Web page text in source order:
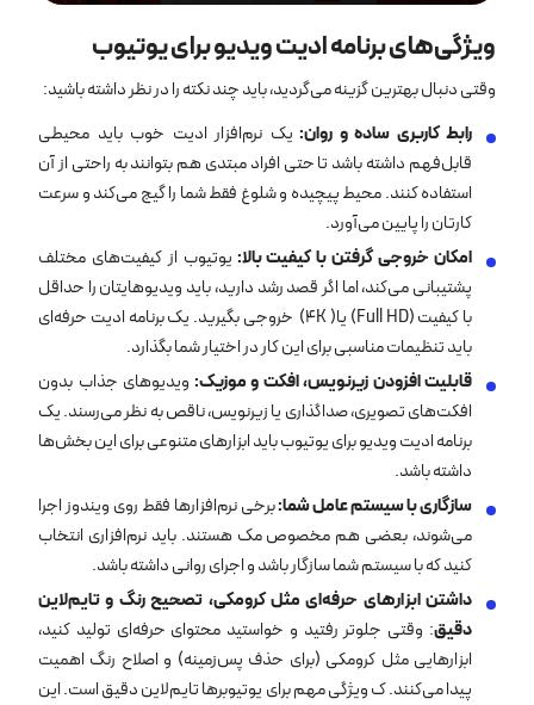
ویژگی‌های برنامه ادیت ویدیو برای یوتیوب
وقتی دنبال بهترین گزینه می‌گردید، باید چند نکته را در نظر داشته باشید:
رابط کاربری ساده و روان: یک نرم‌افزار ادیت خوب باید محیطی
قابل‌فهم داشته باشد تا حتی افراد مبتدی هم بتوانند به راحتی از آن
استفاده کنند. محیط پیچیده و شلوغ فقط شما را گیج می‌کند و سرعت
کارتان را پایین می‌آورد.
امکان خروجی گرفتن با کیفیت بالا: یوتیوب از کیفیت‌های مختلف
پشتیبانی می‌کند، اما اگر قصد رشد دارید، باید ویدیوهایتان را حداقل
با کیفیت (Full HD) یا( 4K) خروجی بگیرید. یک برنامه ادیت حرفه‌ای
باید تنظیمات مناسبی برای این کار در اختیار شما بگذارد.
قابلیت افزودن زیرنویس، افکت و موزیک: ویدیوهای جذاب بدون
افکت‌های تصویری، صداگذاری یا زیرنویس، ناقص به نظر می‌رسند. یک
برنامه ادیت ویدیو برای یوتیوب باید ابزارهای متنوعی برای این بخش‌ها
داشته باشد.
سازگاری با سیستم عامل شما:برخی نرم‌افزارها فقط روی ویندوز اجرا
می‌شوند، بعضی هم مخصوص مک هستند. باید نرم‌افزاری انتخاب
کنید که با سیستم شما سازگار باشد و اجرای روانی داشته باشد.
داشتن ابزارهای حرفه‌ای مثل کرومکی، تصحیح رنگ و تایم‌لاین
دقیق: وقتی جلوتر رفتید و خواستید محتوای حرفه‌ای‌ تولید کنید،
ابزارهایی مثل کرومکی (برای حذف پس‌زمینه) و اصلاح رنگ اهمیت
پیدا می‌کنند. ک ویژگی مهم برای یوتیوبرها تایم‌لاین دقیق است. این